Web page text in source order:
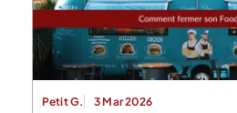
Petit G. 3 Mar 2026